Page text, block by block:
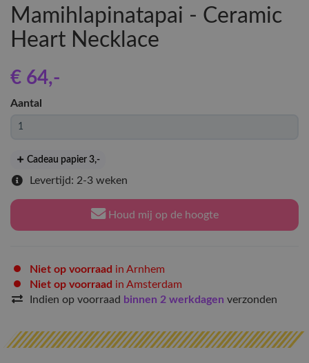
Mamihlapinatapai - Ceramic
Heart Necklace
€ 64,-
Aantal
Cadeau papier 3,-
Levertijd: 2-3 weken
Houd mij op de hoogte
Niet op voorraad in Arnhem
Niet op voorraad in Amsterdam
Indien op voorraad binnen 2 werkdagen verzonden